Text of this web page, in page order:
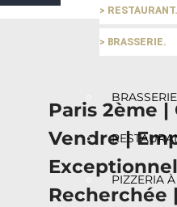
> RESTAURANT.
> BRASSERIE.
PIZZERIA
Paris 2ème |
Vendre |
Recherchée